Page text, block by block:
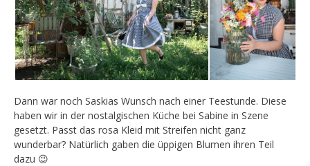
Dann war noch Saskias Wunsch nach einer Teestunde. Diese
haben wir in der nostalgischen Küche bei Sabine in Szene
gesetzt. Passt das rosa Kleid mit Streifen nicht ganz
wunderbar? Natürlich gaben die üppigen Blumen ihren Teil
dazu 😉